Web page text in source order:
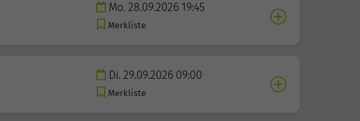
Mo. 28.09.2026 19:45
Merkliste
Di. 29.09.2026 09:00
Merkliste